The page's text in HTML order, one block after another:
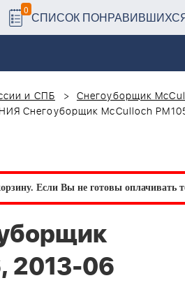
0 СПИСОК
и СПБ Снегоуборщик
Снегоуборщик McCulloch
Если Вы не готовы оплачивать
2013-06